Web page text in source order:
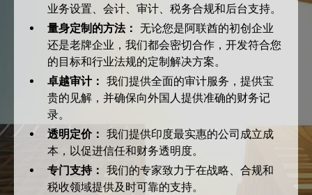
业务设置、会计、审计、税务合规和后台支持。
量身定制的方法： 无论您是阿联酋的初创企业
还是老牌企业，我们都会密切合作，开发符合您
的目标和行业法规的定制解决方案。
卓越审计： 我们提供全面的审计服务，提供宝
贵的见解，并确保向外国人提供准确的财务记
录。
透明定价： 我们提供印度最实惠的公司成立成
本，以促进信任和财务透明度。
专门支持： 我们的专家致力于在战略、合规和
税收领域提供及时可靠的支持。